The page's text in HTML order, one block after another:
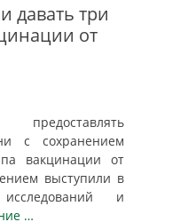
давать три
от
с сохранением
вакцинации от
выступили в
и
…